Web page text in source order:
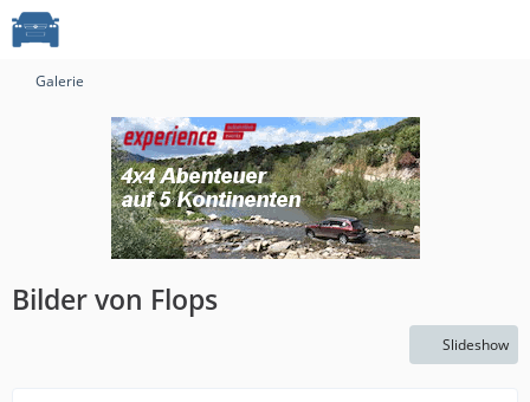
Galerie
Bilder von Flops
Slideshow